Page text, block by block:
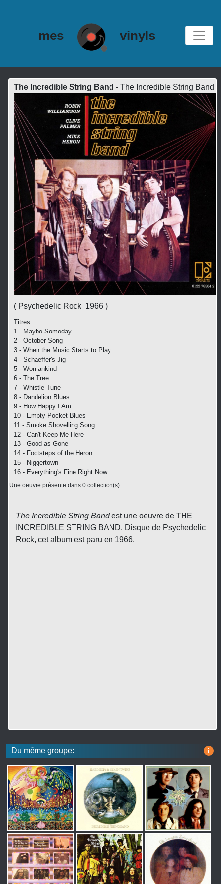
mes vinyls
The Incredible String Band - The Incredible String Band
( Psychedelic Rock 1966 )
Titres :
1 - Maybe Someday
2 - October Song
3 - When the Music Starts to Play
4 - Schaeffer's Jig
5 - Womankind
6 - The Tree
7 - Whistle Tune
8 - Dandelion Blues
9 - How Happy I Am
10 - Empty Pocket Blues
11 - Smoke Shovelling Song
12 - Can't Keep Me Here
13 - Good as Gone
14 - Footsteps of the Heron
15 - Niggertown
16 - Everything's Fine Right Now
Une oeuvre présente dans 0 collection(s).
The Incredible String Bandest une oeuvre de THE
INCREDIBLE STRING BAND. Disque de Psychedelic
Rock, cet album est paru en 1966.
Du même groupe: i